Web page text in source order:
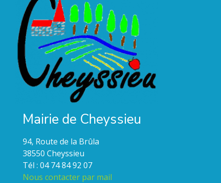
Mairie de Cheyssieu
94, Route de la Brûla
38550 Cheyssieu
Tél : 04 74 84 92 07
Nous contacter par mail